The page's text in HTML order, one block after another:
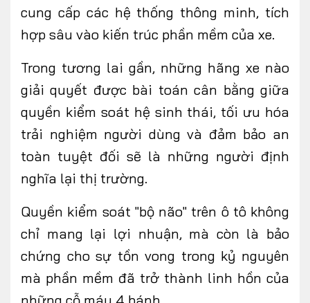
cung cấp các hệ thống thông minh, tích
hợp sâu vào kiến trúc phần mềm của xe.
Trong tương lai gần, những hãng xe nào
giải quyết được bài toán cân bằng giữa
quyền kiểm soát hệ sinh thái, tối ưu hóa
trải nghiệm người dùng và đảm bảo an
toàn tuyệt đối sẽ là những người định
nghĩa lại thị trường.
Quyền kiểm soát "bộ não" trên ô tô không
chỉ mang lại lợi nhuận, mà còn là bảo
chứng cho sự tồn vong trong kỷ nguyên
mà phần mềm đã trở thành linh hồn của